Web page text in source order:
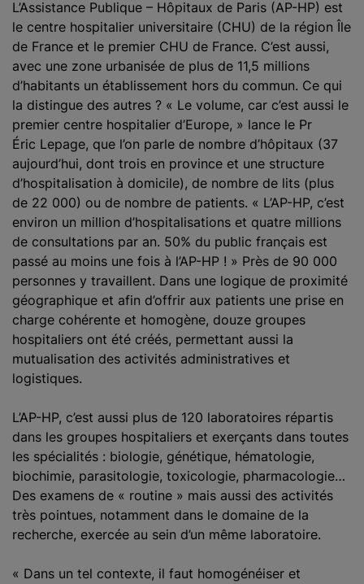
L’Assistance Publique – Hôpitaux de Paris (AP-HP) est
le centre hospitalier universitaire (CHU) de la région Île
de France et le premier CHU de France. C’est aussi,
avec une zone urbanisée de plus de 11,5 millions
d’habitants un établissement hors du commun. Ce qui
la distingue des autres ? « Le volume, car c’est aussi le
premier centre hospitalier d’Europe, » lance le Pr
Éric Lepage, que l’on parle de nombre d’hôpitaux (37
aujourd’hui, dont trois en province et une structure
d’hospitalisation à domicile), de nombre de lits (plus
de 22 000) ou de nombre de patients. « L’AP-HP, c’est
environ un million d’hospitalisations et quatre millions
de consultations par an. 50% du public français est
passé au moins une fois à l’AP-HP ! » Près de 90 000
personnes y travaillent. Dans une logique de proximité
géographique et afin d’offrir aux patients une prise en
charge cohérente et homogène, douze groupes
hospitaliers ont été créés, permettant aussi la
mutualisation des activités administratives et
logistiques.
L’AP-HP, c’est aussi plus de 120 laboratoires répartis
dans les groupes hospitaliers et exerçants dans toutes
les spécialités : biologie, génétique, hématologie,
biochimie, parasitologie, toxicologie, pharmacologie…
Des examens de « routine » mais aussi des activités
très pointues, notamment dans le domaine de la
recherche, exercée au sein d’un même laboratoire.
« Dans un tel contexte, il faut homogénéiser et